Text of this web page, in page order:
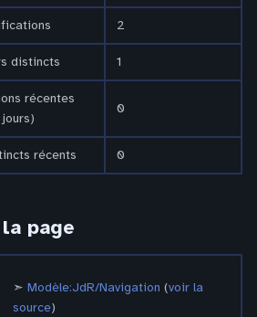
2
distincts 1
récentes
0
récents 0
page
Modèle:JdR/Navigation (voir la
source)